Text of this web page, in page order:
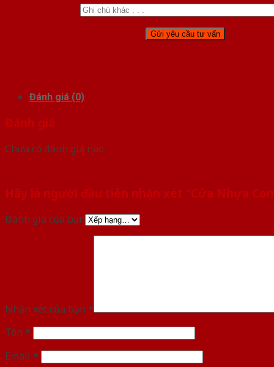
Đánh giá (0)
Đánh giá
Chưa có đánh giá nào.
Hãy là người đầu tiên nhận xét “Cửa Nhựa
Đánh giá của bạn
Nhận xét của bạn *
Tên *
Email *